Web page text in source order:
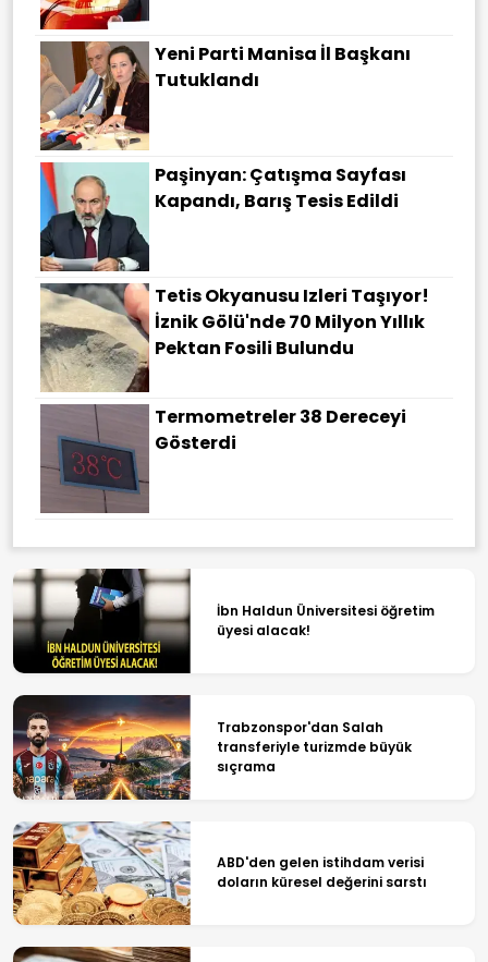
Yeni Parti Manisa İl Başkanı
Tutuklandı
Paşinyan: Çatışma Sayfası
Kapandı, Barış Tesis Edildi
Tetis Okyanusu Izleri Taşıyor!
İznik Gölü'nde 70 Milyon Yıllık
Pektan Fosili Bulundu
Termometreler 38 Dereceyi
Gösterdi
İbn Haldun Üniversitesi öğretim
üyesi alacak!
Trabzonspor'dan Salah
transferiyle turizmde büyük
sıçrama
ABD'den gelen istihdam verisi
doların küresel değerini sarstı